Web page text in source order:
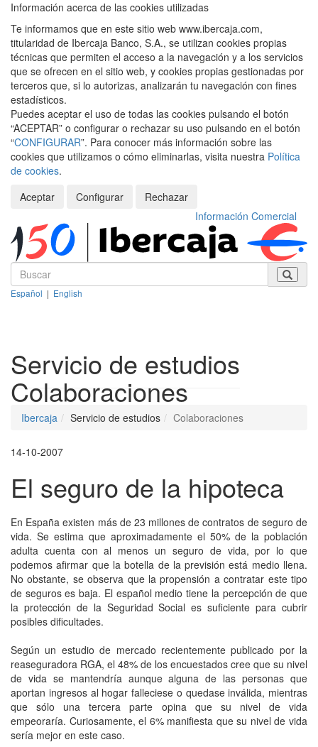
Información acerca de las cookies utilizadas
Te informamos que en este sitio web www.ibercaja.com,
titularidad de Ibercaja Banco, S.A., se utilizan cookies propias
técnicas que permiten el acceso a la navegación y a los servicios
que se ofrecen en el sitio web, y cookies propias gestionadas por
terceros que, si lo autorizas, analizarán tu navegación con fines
estadísticos.
Puedes aceptar el uso de todas las cookies pulsando el botón
“ACEPTAR” o configurar o rechazar su uso pulsando en el botón
“CONFIGURAR”. Para conocer más información sobre las
cookies que utilizamos o cómo eliminarlas, visita nuestra Política
de cookies.
Aceptar
Configurar
Rechazar
Información Comercial
Español | English
Servicio de estudios
Colaboraciones
Ibercaja Servicio de estudios Colaboraciones
14-10-2007
El seguro de la hipoteca
En España existen más de 23 millones de contratos de seguro de
vida. Se estima que aproximadamente el 50% de la población
adulta cuenta con al menos un seguro de vida, por lo que
podemos afirmar que la botella de la previsión está medio llena.
No obstante, se observa que la propensión a contratar este tipo
de seguros es baja. El español medio tiene la percepción de que
la protección de la Seguridad Social es suficiente para cubrir
posibles dificultades.
Según un estudio de mercado recientemente publicado por la
reaseguradora RGA, el 48% de los encuestados cree que su nivel
de vida se mantendría aunque alguna de las personas que
aportan ingresos al hogar falleciese o quedase inválida, mientras
que sólo una tercera parte opina que su nivel de vida
empeoraría. Curiosamente, el 6% manifiesta que su nivel de vida
sería mejor en este caso.